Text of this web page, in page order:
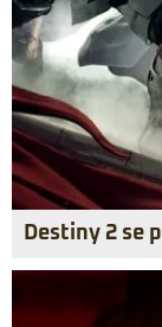
Destiny 2 se